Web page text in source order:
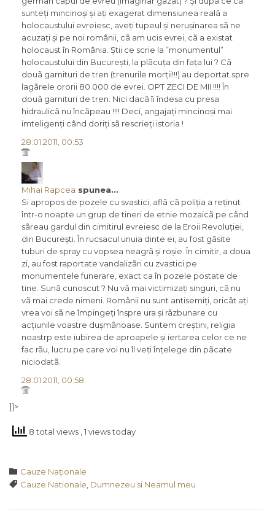
sunteți mincinoși și ați exagerat dimensiunea realã a
holocaustului evreiesc, aveți tupeul și nerușinarea sã ne
acuzați și pe noi românii, cã am ucis evrei, cã a existat
holocaust în România. Știi ce scrie la ”monumentul”
holocaustului din București, la plãcuța din fața lui ? Cã
douã garnituri de tren (trenurile morții!!!) au deportat spre
lagãrele ororii 80.000 de evrei. OPT ZECI DE MII !!!! În
douã garnituri de tren. Nici dacã îi îndesa cu presa
hidraulicã nu încãpeau !!!! Deci, angajați mincinoși mai
imteligenți când doriți sã rescrieți istoria !
28.01.2011, 00:53
Mihai Rapcea spunea…
Si apropos de pozele cu svastici, aflã cã poliția a reținut
într-o noapte un grup de tineri de etnie mozaicã pe când
sãreau gardul din cimitirul evreiesc de la Eroii Revoluției,
din București. În rucsacul unuia dinte ei, au fost gãsite
tuburi de spray cu vopsea neagrã și roșie. În cimitir, a doua
zi, au fost raportate vandalizãri cu zvastici pe
monumentele funerare, exact ca în pozele postate de
tine. Sunã cunoscut ? Nu vã mai victimizați singuri, cã nu
vã mai crede nimeni. Românii nu sunt antisemiți, oricât ați
vrea voi sã ne împingeți înspre ura și rãzbunare cu
acțiunile voastre dușmãnoase. Suntem creștini, religia
noastrp este iubirea de aproapele și iertarea celor ce ne
fac rãu, lucru pe care voi nu îl veți înțelege din pãcate
niciodatã.
28.01.2011, 00:58
]]>
8 total views , 1 views today
 Category
Cauze Naţionale
 Tags
Cauze Nationale, Dumnezeu si Neamul meu